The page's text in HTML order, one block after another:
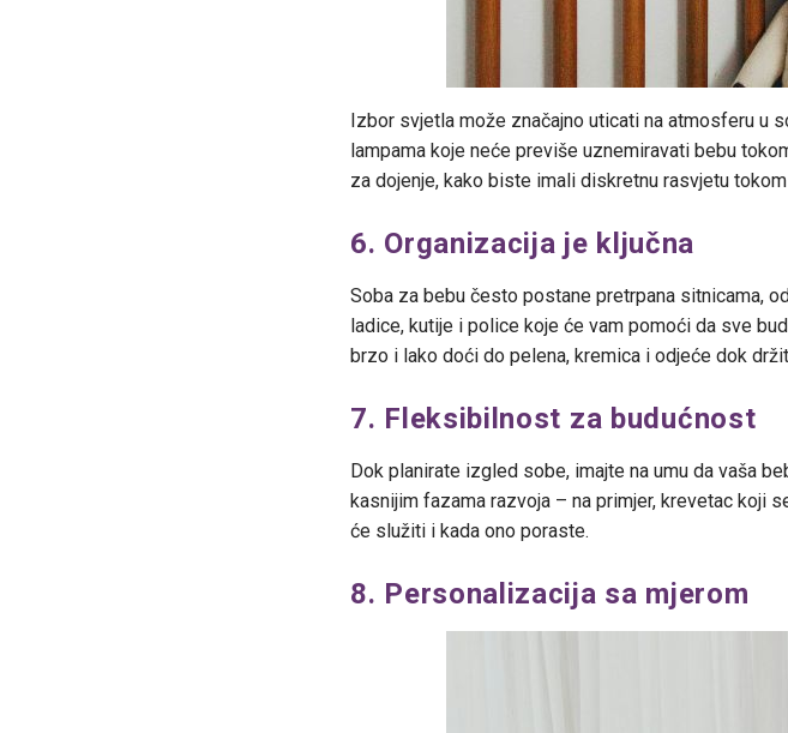
Izbor svjetla može značajno uticati na atmosferu u
lampama koje neće previše uznemiravati bebu
za dojenje, kako biste imali diskretnu rasvjetu
6. Organizacija je ključna
Soba za bebu često postane pretrpana sitnicama,
ladice, kutije i police koje će vam pomoći da sve
brzo i lako doći do pelena, kremica i odjeće dok
7. Fleksibilnost za budućnost
Dok planirate izgled sobe, imajte na umu da vaša
kasnijim fazama razvoja – na primjer, krevetac koji
će služiti i kada ono poraste.
8. Personalizacija sa mjerom